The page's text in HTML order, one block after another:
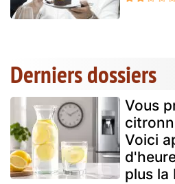
Derniers dossiers
Vous
Voici
plus la